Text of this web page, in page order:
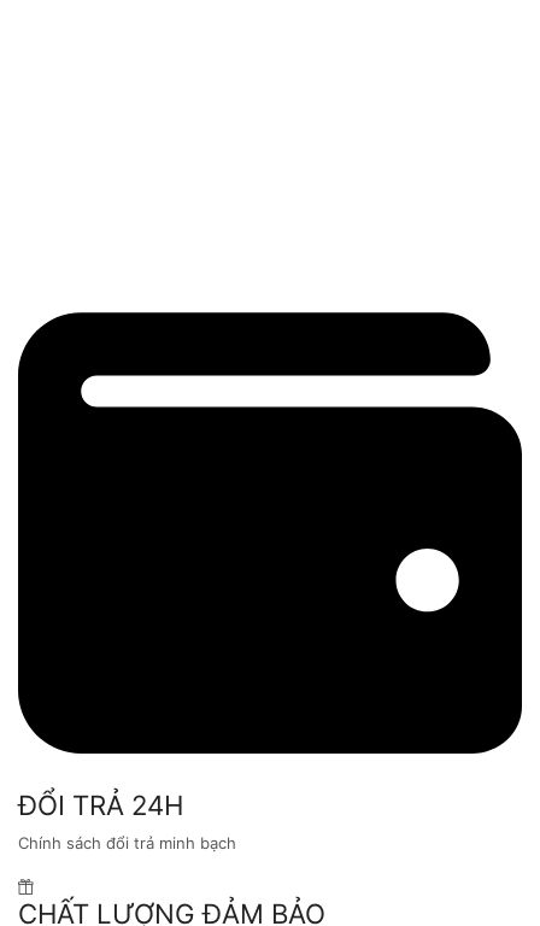
ĐỔI TRẢ 24H
Chính sách đổi trả minh bạch
CHẤT LƯỢNG ĐẢM BẢO